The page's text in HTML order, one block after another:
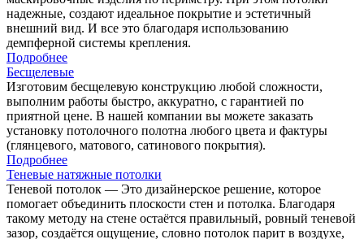
надежные, создают идеальное покрытие и эстетичный
внешний вид. И все это благодаря использованию
демпферной системы крепления.
Подробнее
Бесщелевые
Изготовим бесщелевую конструкцию любой сложности,
выполним работы быстро, аккуратно, с гарантией по
приятной цене. В нашей компании вы можете заказать
установку потолочного полотна любого цвета и фактуры
(глянцевого, матового, сатинового покрытия).
Подробнее
Теневые натяжные потолки
Теневой потолок — Это дизайнерское решение, которое
помогает объединить плоскости стен и потолка. Благодаря
такому методу на стене остаётся правильный, ровный теневой
зазор, создаётся ощущение, словно потолок парит в воздухе,